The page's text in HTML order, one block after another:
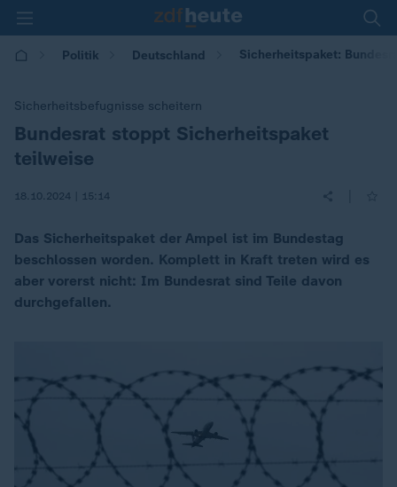
Politik Deutschland Sicherheitspaket:
Sicherheitsbefugnisse scheitern
:Bundesrat stoppt Sicherheitspaket
teilweise
18.10.2024 | 15:14
Das Sicherheitspaket der Ampel ist im Bundestag
beschlossen worden. Komplett in Kraft treten wird es
aber vorerst nicht: Im Bundesrat sind Teile davon
durchgefallen.